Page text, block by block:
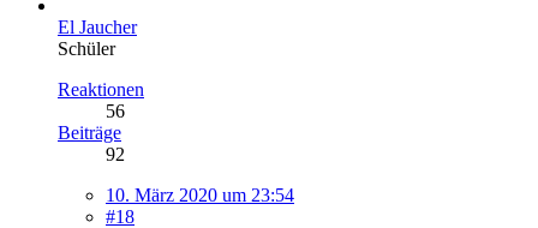
El Jaucher
Schüler
Reaktionen
56
Beiträge
92
10. März 2020 um 23:54
#18